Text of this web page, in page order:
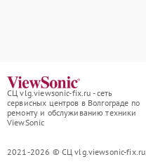
СЦ vlg.viewsonic-fix.ru - сеть
сервисных центров в Волгограде по
ремонту и обслуживанию техники
ViewSonic
2021-2026 © СЦ vlg.viewsonic-fix.ru